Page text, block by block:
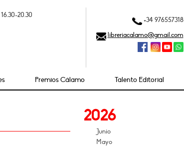
20.30
+34 976557318
libreriacalamo@gmail.com
Premios Cálamo Talento Editorial
2026
Junio
Mayo